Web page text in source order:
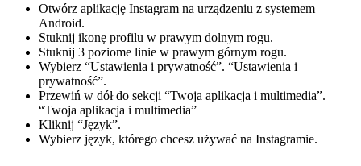
Otwórz aplikację Instagram na urządzeniu z systemem
Android.
Stuknij ikonę profilu w prawym dolnym rogu.
Stuknij 3 poziome linie w prawym górnym rogu.
Wybierz “Ustawienia i prywatność”. “Ustawienia i
prywatność”.
Przewiń w dół do sekcji “Twoja aplikacja i multimedia”.
“Twoja aplikacja i multimedia”
Kliknij “Język”.
Wybierz język, którego chcesz używać na Instagramie.